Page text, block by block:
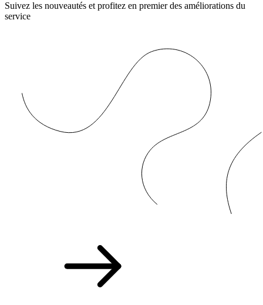
Suivez les nouveautés et profitez en premier des améliorations du
service